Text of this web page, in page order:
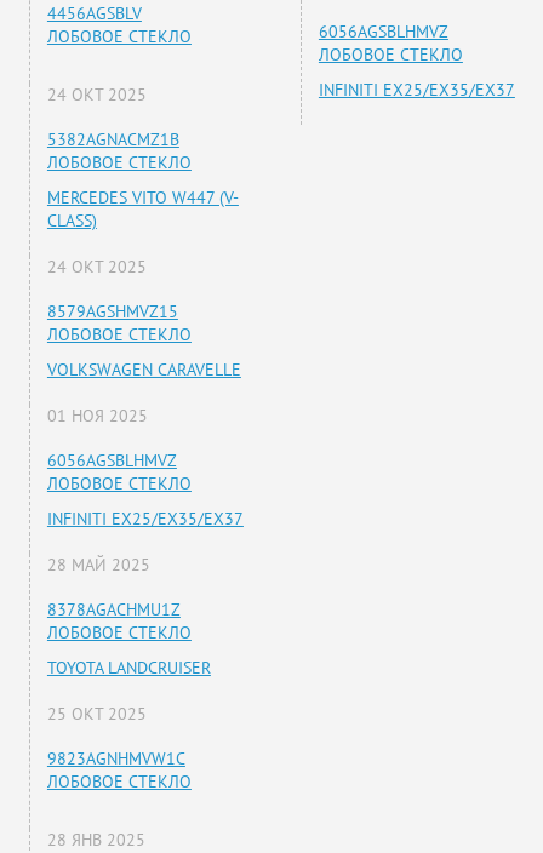
4456AGSBLV
ЛОБОВОЕ СТЕКЛО
24 ОКТ 2025
5382AGNACMZ1B
ЛОБОВОЕ СТЕКЛО
MERCEDES VITO W447 (V-
CLASS)
24 ОКТ 2025
8579AGSHMVZ15
ЛОБОВОЕ СТЕКЛО
VOLKSWAGEN CARAVELLE
01 НОЯ 2025
6056AGSBLHMVZ
ЛОБОВОЕ СТЕКЛО
INFINITI EX25/EX35/EX37
28 МАЙ 2025
8378AGACHMU1Z
ЛОБОВОЕ СТЕКЛО
TOYOTA LANDCRUISER
25 ОКТ 2025
9823AGNHMVW1C
ЛОБОВОЕ СТЕКЛО
28 ЯНВ 2025
6056AGSBLHMVZ
ЛОБОВОЕ СТЕКЛО
INFINITI EX25/EX35/EX37